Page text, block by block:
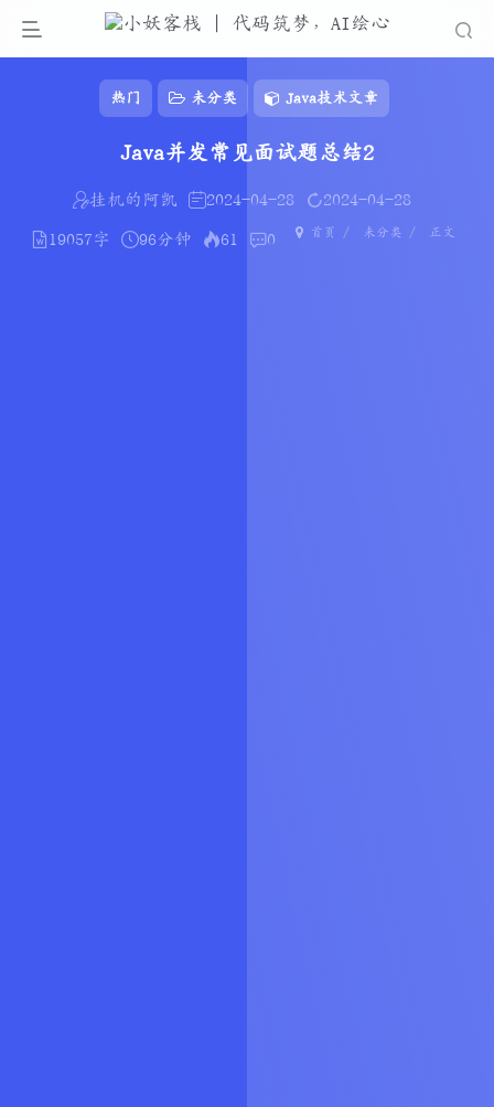
热门 未分类 Java技术文章
Java并发常见面试题总结2
挂机的阿凯 2024-04-28 2024-04-28
19057字 96分钟 61 0 首页 未分类 正文